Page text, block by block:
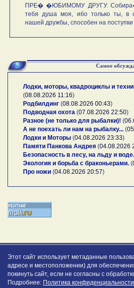
ПРЕ� �ЮБИМОМУ ДРУГУ. Собира�
тебя душа моя, ибо только ты, в
нашей дружбы, способен на поступки
Самое
Лодки, моторы, квадроциклы и
(08.08.2026 11:16)
Родбилдинг (08.08.2026 00:43)
Подводная охота (07.08.2026 22:50)
Разное (не только для рыбалки)! (
А не поехать ли нам на рыбалку... (
Лодки и Моторы (04.08.2026 23:33)
Памяти Панкова Андрея (04.08.2026
Безопасность в лесу, на льду и воде.
Экология и борьба с браконьерами. (
Про ножи (04.08.2026 20:57)
Этот сайт использует метаданные
адресе и местоположении) для
покинуть сайт, если не согласны с
Подробнее: Политика конфиденциальности